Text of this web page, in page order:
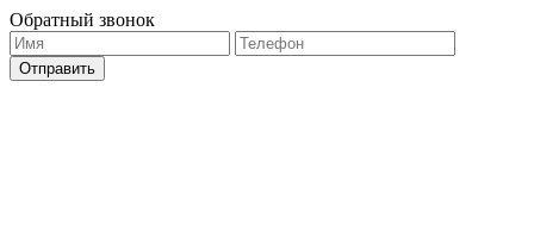
Обратный звонок